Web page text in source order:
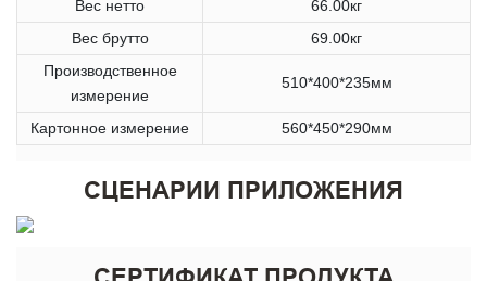
Вес нетто
66.00кг
Вес брутто
69.00кг
Производственное
измерение
510*400*235мм
Картонное измерение 560*450*290мм
СЦЕНАРИИ ПРИЛОЖЕНИЯ